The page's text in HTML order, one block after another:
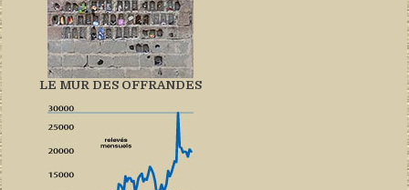
LE MUR DES OFFRANDES